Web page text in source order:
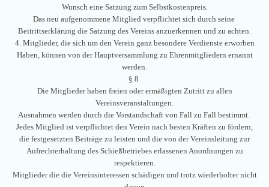
Wunsch eine Satzung zum Selbstkostenpreis.
Das neu aufgenommene Mitglied verpflichtet sich durch seine
Beitrittserklärung die Satzung des Vereins anzuerkennen und zu achten.
4. Mitglieder, die sich um den Verein ganz besondere Verdienste erworben
Haben, können von der Hauptversammlung zu Ehrenmitgliedern ernannt
werden.
§ 8
Die Mitglieder haben freien oder ermäßigten Zutritt zu allen
Vereinsveranstaltungen.
Ausnahmen werden durch die Vorstandschaft von Fall zu Fall bestimmt.
Jedes Mitglied ist verpflichtet den Verein nach besten Kräften zu fördern,
die festgesetzten Beiträge zu leisten und die von der Vereinsleitung zur
Aufrechterhaltung des Schießbetriebes erlassenen Anordnungen zu
respektieren.
Mitglieder die die Vereinsinteressen schädigen und trotz wiederholter nicht